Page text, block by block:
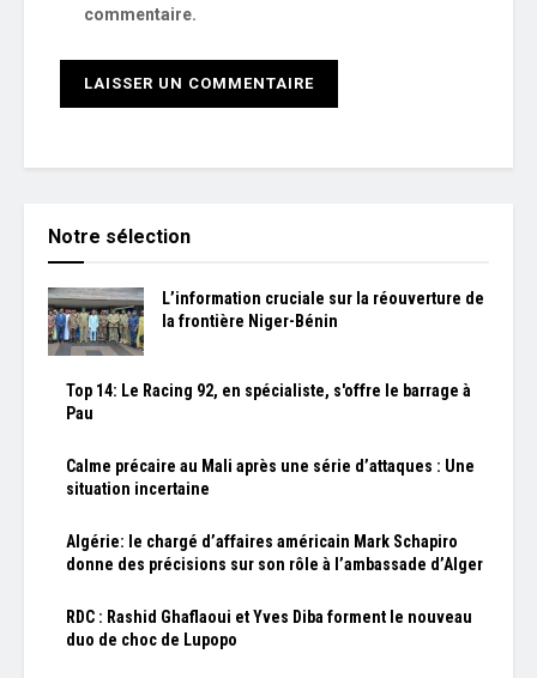
commentaire.
Notre sélection
L’information cruciale sur la réouverture de
la frontière Niger-Bénin
Top 14: Le Racing 92, en spécialiste, s'offre le barrage à
Pau
Calme précaire au Mali après une série d’attaques : Une
situation incertaine
Algérie: le chargé d’affaires américain Mark Schapiro
donne des précisions sur son rôle à l’ambassade d’Alger
RDC : Rashid Ghaflaoui et Yves Diba forment le nouveau
duo de choc de Lupopo